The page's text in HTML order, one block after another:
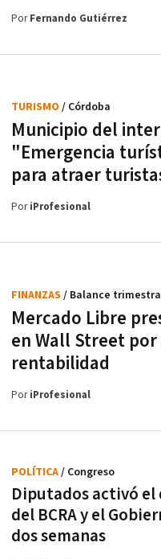
PorFernando Gutiérrez
Municipio del
"Emergencia
para atraer
TURISMO / Córdoba
PoriProfesional
Mercado Libre
en Wall Street
rentabilidad
FINANZAS / Balance
PoriProfesional
Diputados activó el
del BCRA y el
dos semanas
POLÍTICA/ Congreso